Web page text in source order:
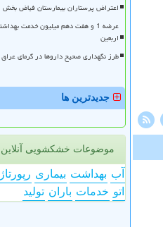
اعتراض پرستاران بیمارستان فیاض بخش
عرضه 1 و هفت دهم میلیون خدمت
اربعین
طرز نگهداری صحیح داروها در گرمای عراق
جدیدترین ها
موضوعات خشکشویی آنلاین
آب بهداشت بیماری رپورتاژ
اتو خدمات باران تولید